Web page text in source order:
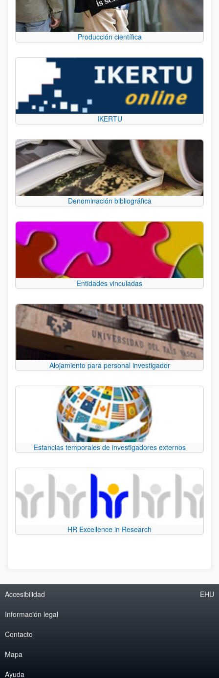
Producción científica
IKERTU
Denominación bibliográfica
Entidades vinculadas
Alojamiento para personal investigador
Estancias temporales de investigadores externos
HR Excellence in Research
Accesibilidad
Información legal
Contacto
Mapa
Ayuda
EHU